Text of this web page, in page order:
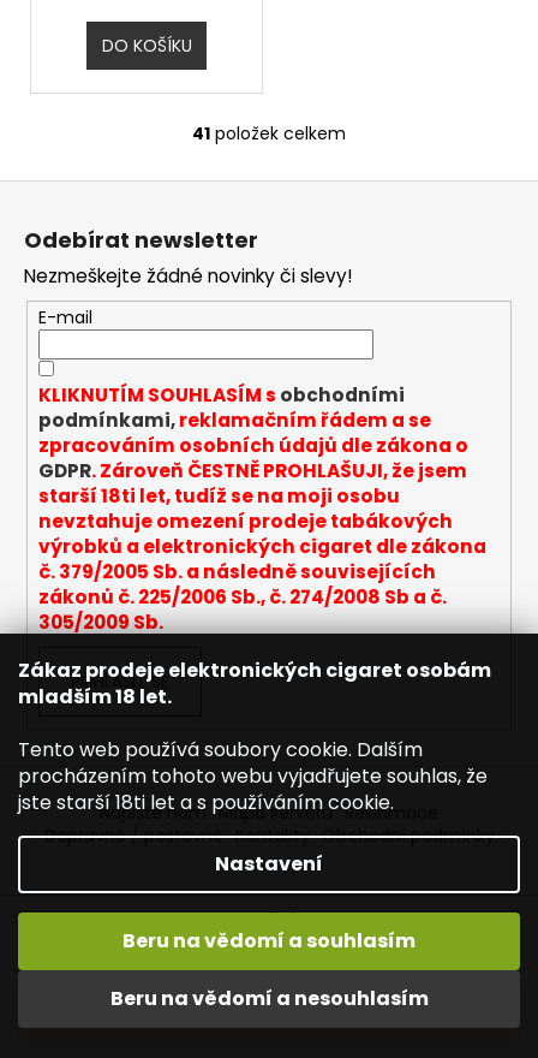
Zákaz prodeje elektronických cigaret osobám
mladším 18 let.
Tento web používá soubory cookie. Dalším
procházením tohoto webu vyjadřujete souhlas, že
jste starší 18ti let a s používáním cookie.
Nastavení
Beru na vědomí a nesouhlasím
Beru na vědomí a souhlasím
Vítejte na JOYETECH. DORUČENÍ ZDARMA zásilkovnou nad
DO KOŠÍKU
O
a
c
í
p
r
v
k
y
v
ý
p
i
s
u
41 položek celkem
Z
Odebírat newsletter
Nezmeškejte žádné novinky či slevy!
E-mail
KLIKNUTÍM SOUHLASÍM s obchodními
podmínkami,reklamačním řádem a se
zpracováním osobních údajů dle zákona o
GDPR. Zároveň ČESTNĚ PROHLAŠUJI, že jsem
starší 18ti let, tudíž se na moji osobu
nevztahuje omezení prodeje tabákových
výrobků a elektronických cigaret dle zákona
č. 379/2005 Sb. a následně souvisejících
zákonů č. 225/2006 Sb., č. 274/2008 Sb a č.
305/2009 Sb.
PŘIHLÁSIT SE
Napište nám Mapa serveru Reklamace
Dopravné / poštovné Kontakty Obchodní podmínky
Vytvořil Shoptet
Copyright 2026Joyetech - Značkové elektronické
cigarety. Všechna práva vyhrazena.Upravit nastavení
cookies